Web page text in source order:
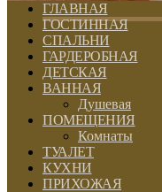
ГЛАВНАЯ
ГОСТИННАЯ
СПАЛЬНИ
ГАРДЕРОБНАЯ
ДЕТСКАЯ
ВАННАЯ
Душевая
ПОМЕЩЕНИЯ
Комнаты
ТУАЛЕТ
КУХНИ
ПРИХОЖАЯ